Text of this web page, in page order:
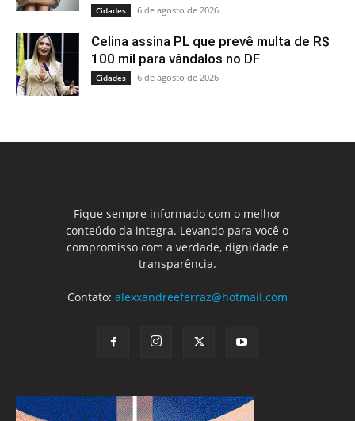
Cidades 6 de agosto de 2026
Celina assina PL que prevê multa de R$
100 mil para vândalos no DF
Cidades 6 de agosto de 2026
Fique sempre informado com o melhor
conteúdo da integra. Levando para você o
compromisso com a verdade, dignidade e
transparência.
Contato: alexxandreeferraz@hotmail.com